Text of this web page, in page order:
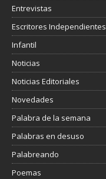
Entrevistas
Escritores Independientes
Infantil
Noticias
Noticias Editoriales
Novedades
Palabra de la semana
Palabras en desuso
Palabreando
Poemas